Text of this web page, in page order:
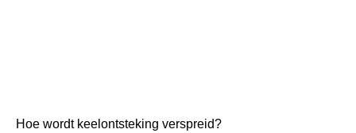
Hoe wordt keelontsteking verspreid?